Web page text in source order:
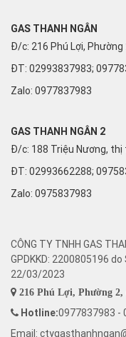
GAS THANH NGÂN
Đ/c: 216 Phú Lợi,
ĐT: 02993837983;
Zalo: 0977837983
GAS THANH NGÂN 2
Đ/c: 188 Triệu Nương, thị
ĐT: 02993662288;
Zalo: 0975837983
CÔNG TY TNHH GAS
GPDKKD: 2200805196
22/03/2023
216 Phú Lợi, Phường
Hotline:0977837983 -
Email: